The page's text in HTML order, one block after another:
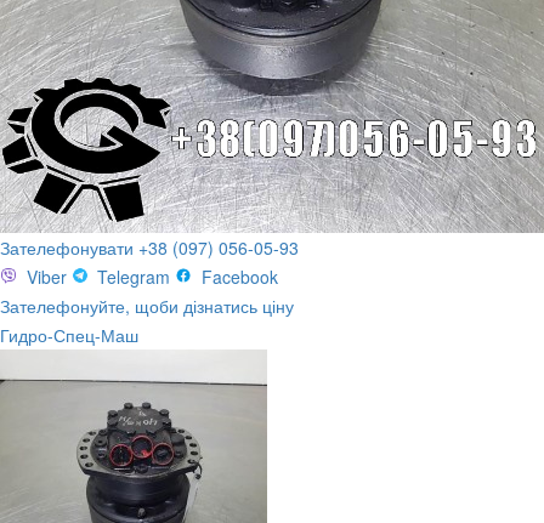
Зателефонувати +38 (097) 056-05-93
Viber
Telegram
Facebook
Зателефонуйте, щоби дізнатись ціну
Гидро-Спец-Маш